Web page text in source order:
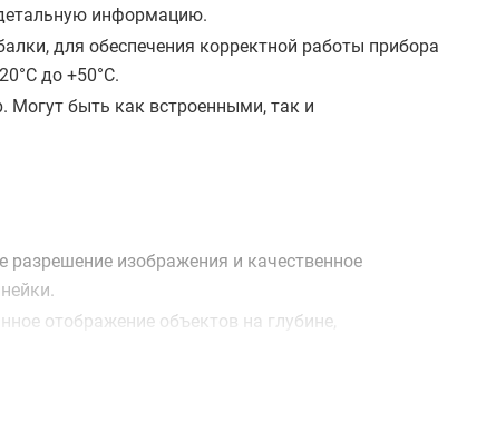
информацию.
для обеспечения корректной работы прибора
до +50°С.
Могут быть как встроенными, так и
изображения и качественное
отображение объектов на глубине,
фотографическое качество изображения дна